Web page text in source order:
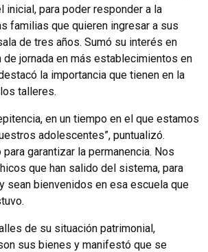
inicial, para poder responder a la
familias que quieren ingresar a sus
de tres años. Sumó su interés en
de jornada en más establecimientos en
la importancia que tienen en la
talleres.
en un tiempo en el que estamos
adolescentes”, puntualizó.
para garantizar la permanencia. Nos
que han salido del sistema, para
sean bienvenidos en esa escuela que
de su situación patrimonial,
sus bienes y manifestó que se